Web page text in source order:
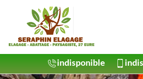
indisponible